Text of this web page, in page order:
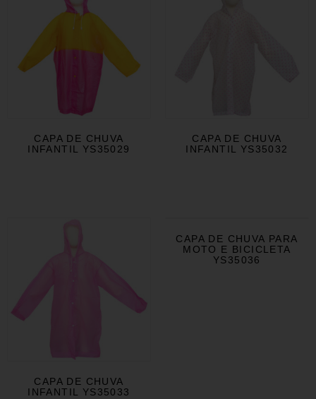
CAPA DE CHUVA
INFANTIL YS35029
CAPA DE CHUVA
INFANTIL YS35032
CAPA DE CHUVA
INFANTIL YS35033
CAPA DE CHUVA PARA
MOTO E BICICLETA
YS35036